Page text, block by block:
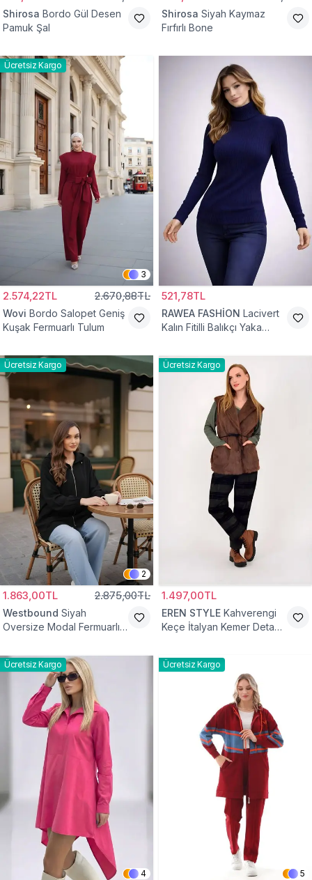
Shirosa Bordo Gül Desen
Pamuk Şal
Shirosa Siyah Kaymaz
Fırfırlı Bone
Ücretsiz Kargo
3
2.574,22TL 2.670,88TL
Wovi Bordo Salopet Geniş
Kuşak Fermuarlı Tulum
521,78TL
RAWEA FASHİON Lacivert
Kalın Fitilli Balıkçı Yaka
Ücretsiz Kargo
2
1.863,00TL 2.875,00TL
Westbound Siyah
Oversize Modal Fermuarlı
Ücretsiz Kargo
1.497,00TL
EREN STYLE Kahverengi
Keçe İtalyan Kemer Detaylı
Ücretsiz Kargo
4
Ücretsiz Kargo
5